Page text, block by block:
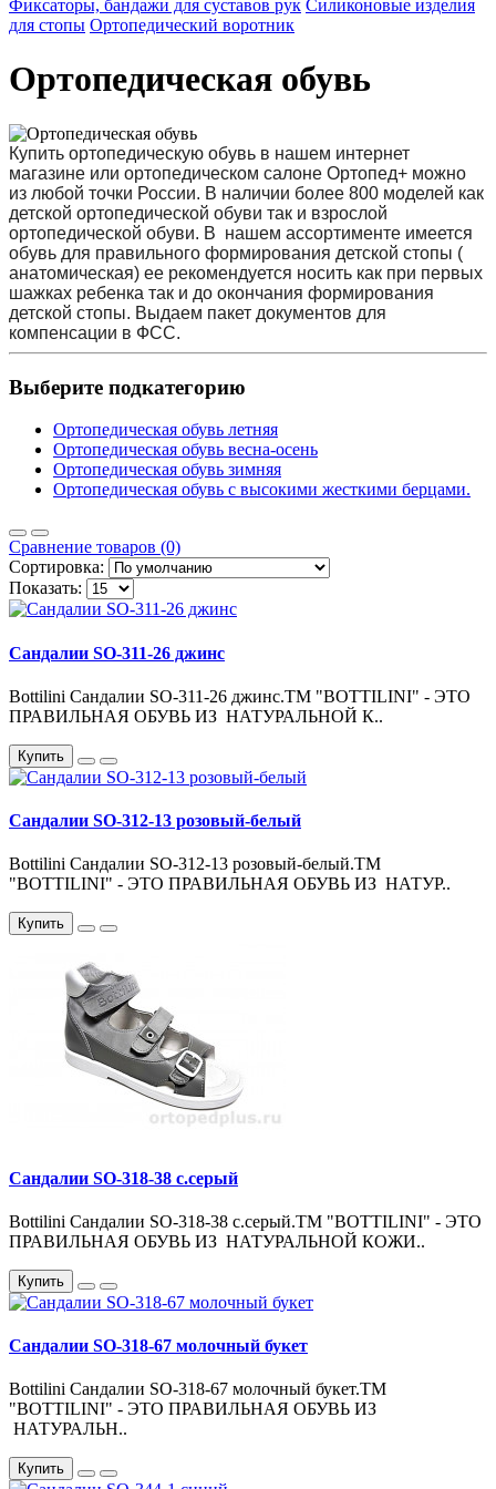
Фиксаторы, бандажи для суставов рук Силиконовые изделия
для стопы Ортопедический воротник
Ортопедическая обувь
Купить ортопедическую обувь в нашем интернет
магазине или ортопедическом салоне Ортопед+ можно
из любой точки России. В наличии более 800 моделей как
детской ортопедической обуви так и взрослой
ортопедической обуви. В нашем ассортименте имеется
обувь для правильного формирования детской стопы (
анатомическая) ее рекомендуется носить как при первых
шажках ребенка так и до окончания формирования
детской стопы. Выдаем пакет документов для
компенсации в ФСС.
Выберите подкатегорию
Ортопедическая обувь летняя
Ортопедическая обувь весна-осень
Ортопедическая обувь зимняя
Ортопедическая обувь с высокими жесткими берцами.
Сравнение товаров (0)
Сортировка:
Показать:
Сандалии SO-311-26 джинс
Bottilini Сандалии SO-311-26 джинс.ТМ "BOTTILINI" - ЭТО
ПРАВИЛЬНАЯ ОБУВЬ ИЗ НАТУРАЛЬНОЙ К..
Купить
Сандалии SO-312-13 розовый-белый
Bottilini Сандалии SO-312-13 розовый-белый.ТМ
"BOTTILINI" - ЭТО ПРАВИЛЬНАЯ ОБУВЬ ИЗ НАТУР..
Купить
Сандалии SO-318-38 с.серый
Bottilini Сандалии SO-318-38 с.серый.ТМ "BOTTILINI" - ЭТО
ПРАВИЛЬНАЯ ОБУВЬ ИЗ НАТУРАЛЬНОЙ КОЖИ..
Купить
Сандалии SO-318-67 молочный букет
Bottilini Сандалии SO-318-67 молочный букет.ТМ
"BOTTILINI" - ЭТО ПРАВИЛЬНАЯ ОБУВЬ ИЗ
НАТУРАЛЬН..
Купить